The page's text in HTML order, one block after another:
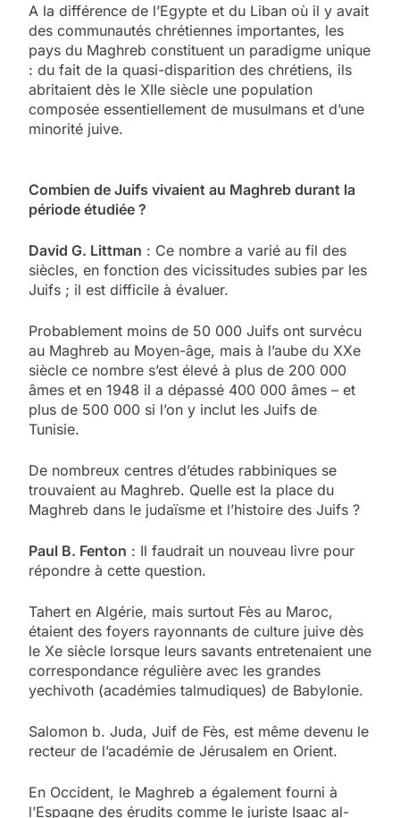
A la différence de l’Egypte et du Liban où il y avait
des communautés chrétiennes importantes, les
pays du Maghreb constituent un paradigme unique
: du fait de la quasi-disparition des chrétiens, ils
abritaient dès le XIIe siècle une population
composée essentiellement de musulmans et d’une
minorité juive.
Combien de Juifs vivaient au Maghreb durant la
période étudiée ?
David G. Littman : Ce nombre a varié au fil des
siècles, en fonction des vicissitudes subies par les
Juifs ; il est difficile à évaluer.
Probablement moins de 50 000 Juifs ont survécu
au Maghreb au Moyen-âge, mais à l’aube du XXe
siècle ce nombre s’est élevé à plus de 200 000
âmes et en 1948 il a dépassé 400 000 âmes – et
plus de 500 000 si l’on y inclut les Juifs de
Tunisie.
De nombreux centres d’études rabbiniques se
trouvaient au Maghreb. Quelle est la place du
Maghreb dans le judaïsme et l’histoire des Juifs ?
Paul B. Fenton : Il faudrait un nouveau livre pour
répondre à cette question.
Tahert en Algérie, mais surtout Fès au Maroc,
étaient des foyers rayonnants de culture juive dès
le Xe siècle lorsque leurs savants entretenaient une
correspondance régulière avec les grandes
yechivoth (académies talmudiques) de Babylonie.
Salomon b. Juda, Juif de Fès, est même devenu le
recteur de l’académie de Jérusalem en Orient.
En Occident, le Maghreb a également fourni à
l’Espagne des érudits comme le juriste Isaac al-